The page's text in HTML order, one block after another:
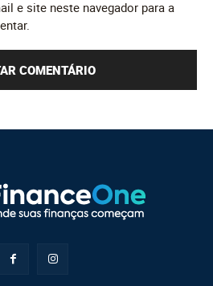
e site neste navegador para a